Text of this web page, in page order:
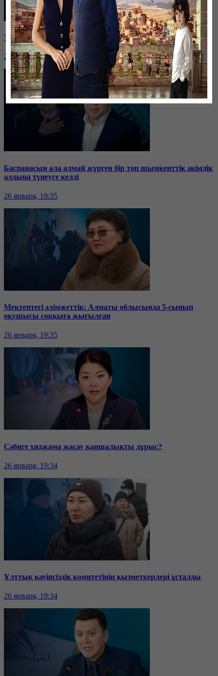
Таразда ТЭЦ қызметкерлері жалақы көтеруді талап етті
26 января, 19:36
Баспанасын ала алмай жүрген бір топ шымкенттік әкімдік
алдына түнеуге келді
26 января, 19:35
Мектептегі әлімжеттік: Алматы облысында 5-сынып
оқушысы соққыға жығылған
26 января, 19:35
Сәбиге хиджама жасау қаншалықты дұрыс?
26 января, 19:34
Ұлттық қауіпсіздік комитетінің қызметкерлері ұсталды
26 января, 19:34